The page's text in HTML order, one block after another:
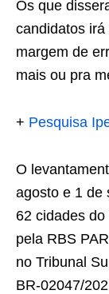
Os que
candidatos irá
margem de
mais ou pra
+ Pesquisa
O
agosto e 1 de
62 cidades
pela RBS
no Tribunal
BR-02047/